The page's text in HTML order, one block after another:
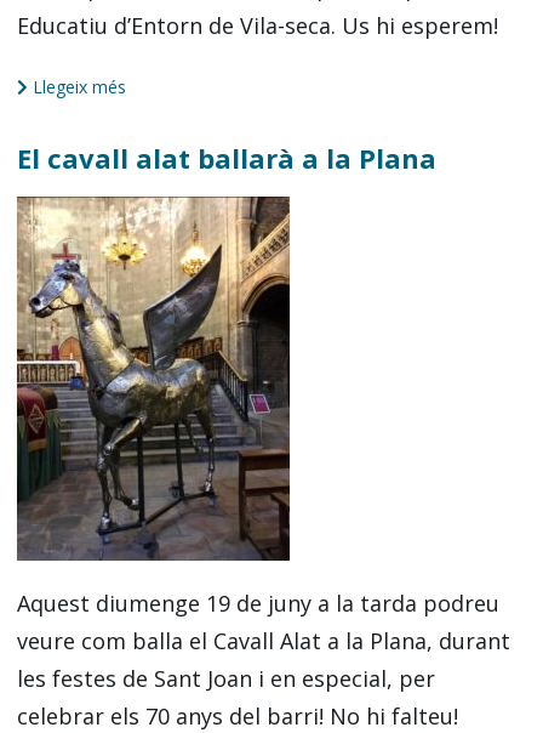
Educatiu d’Entorn de Vila-seca. Us hi esperem!
Llegeix més
El cavall alat ballarà a la Plana
Aquest diumenge 19 de juny a la tarda podreu
veure com balla el Cavall Alat a la Plana, durant
les festes de Sant Joan i en especial, per
celebrar els 70 anys del barri! No hi falteu!